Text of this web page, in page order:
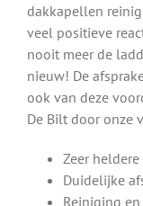
dakkapellen
veel positieve
nooit meer de
nieuw! De
ook van deze
De Bilt door onze
Zeer
Duidelijke
Reiniging